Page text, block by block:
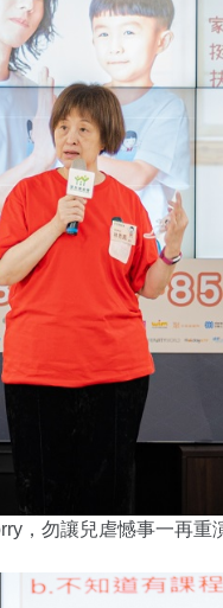
，勿讓兒虐憾事一再重